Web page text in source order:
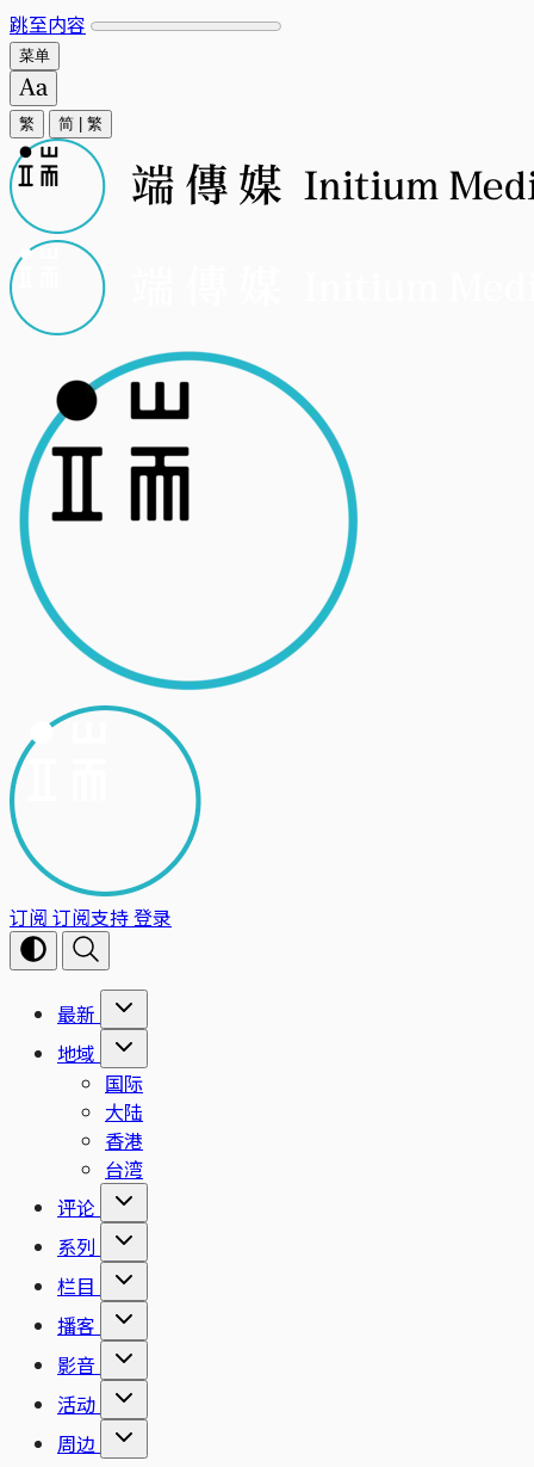
跳至内容
菜单
繁 简 繁
订阅 订阅支持登录
最新
地域
国际
大陆
香港
台湾
评论
系列
栏目
播客
影音
活动
周边